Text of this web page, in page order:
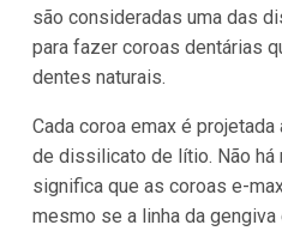
são consideradas uma das
para fazer coroas dentárias
dentes naturais.
Cada coroa emax é
de dissilicato de lítio. Não há
significa que as coroas e-
mesmo se a linha da